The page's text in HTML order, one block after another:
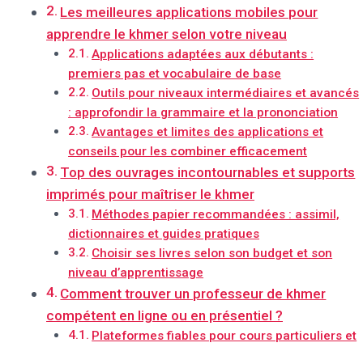
Les meilleures applications mobiles pour
apprendre le khmer selon votre niveau
Applications adaptées aux débutants :
premiers pas et vocabulaire de base
Outils pour niveaux intermédiaires et avancés
: approfondir la grammaire et la prononciation
Avantages et limites des applications et
conseils pour les combiner efficacement
Top des ouvrages incontournables et supports
imprimés pour maîtriser le khmer
Méthodes papier recommandées : assimil,
dictionnaires et guides pratiques
Choisir ses livres selon son budget et son
niveau d’apprentissage
Comment trouver un professeur de khmer
compétent en ligne ou en présentiel ?
Plateformes fiables pour cours particuliers et